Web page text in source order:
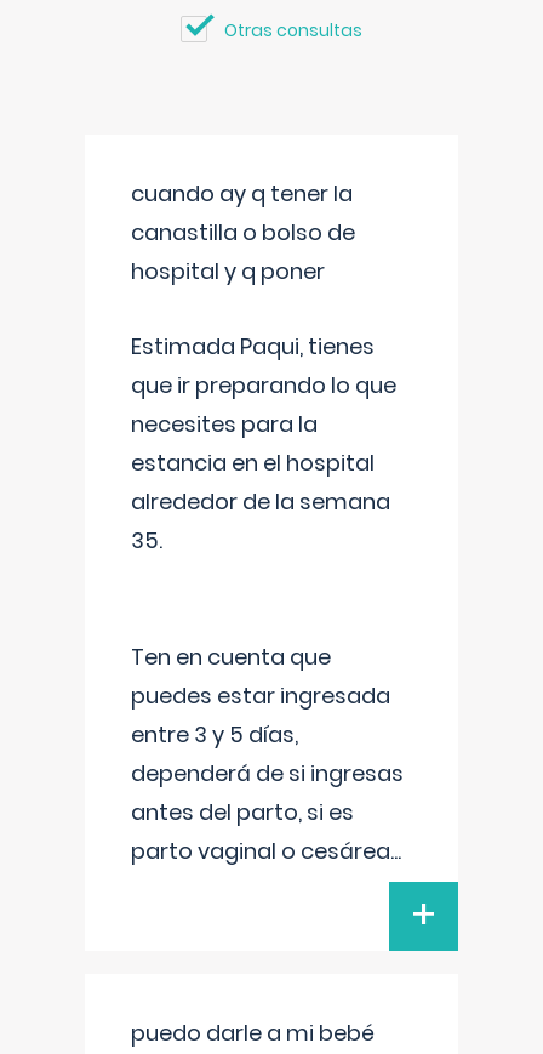
Otras consultas
cuando ay q tener la
canastilla o bolso de
hospital y q poner
Estimada Paqui, tienes
que ir preparando lo que
necesites para la
estancia en el hospital
alrededor de la semana
35.
Ten en cuenta que
puedes estar ingresada
entre 3 y 5 días,
dependerá de si ingresas
antes del parto, si es
parto vaginal o cesárea...
+
puedo darle a mi bebé